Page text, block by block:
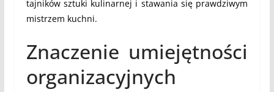
tajników sztuki kulinarnej i stawania się prawdziwym
mistrzem kuchni.
Znaczenie umiejętności
organizacyjnych